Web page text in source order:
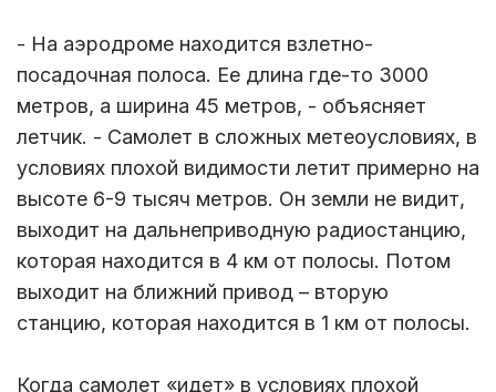
- На аэродроме находится взлетно-
посадочная полоса. Ее длина где-то 3000
метров, а ширина 45 метров, - объясняет
летчик. - Самолет в сложных метеоусловиях, в
условиях плохой видимости летит примерно на
высоте 6-9 тысяч метров. Он земли не видит,
выходит на дальнеприводную радиостанцию,
которая находится в 4 км от полосы. Потом
выходит на ближний привод – вторую
станцию, которая находится в 1 км от полосы.
Когда самолет «идет» в условиях плохой